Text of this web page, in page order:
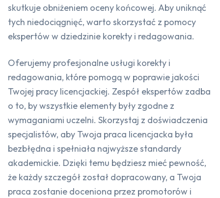
skutkuje obniżeniem oceny końcowej. Aby uniknąć
tych niedociągnięć, warto skorzystać z pomocy
ekspertów w dziedzinie korekty i redagowania.
Oferujemy profesjonalne usługi korekty i
redagowania, które pomogą w poprawie jakości
Twojej pracy licencjackiej. Zespół ekspertów zadba
o to, by wszystkie elementy były zgodne z
wymaganiami uczelni. Skorzystaj z doświadczenia
specjalistów, aby Twoja praca licencjacka była
bezbłędna i spełniała najwyższe standardy
akademickie. Dzięki temu będziesz mieć pewność,
że każdy szczegół został dopracowany, a Twoja
praca zostanie doceniona przez promotorów i